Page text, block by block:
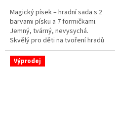
5
hvězdiček.
Magický písek – hradní sada s 2
barvami písku a 7 formičkami.
Jemný, tvárný, nevysychá.
Skvělý pro děti na tvoření hradů
a rozvoj fantazie. 🏰✨
Více 👉 KREATIVNÍCH PRODUKTŮ
Výprodej